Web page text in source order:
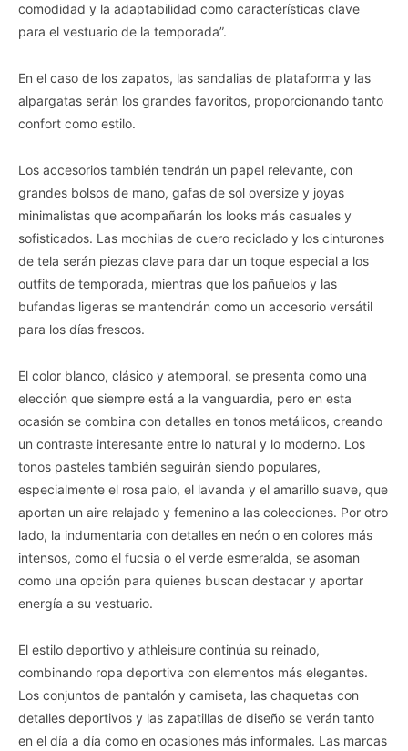
comodidad y la adaptabilidad como características clave
para el vestuario de la temporada”.
En el caso de los zapatos, las sandalias de plataforma y las
alpargatas serán los grandes favoritos, proporcionando tanto
confort como estilo.
Los accesorios también tendrán un papel relevante, con
grandes bolsos de mano, gafas de sol oversize y joyas
minimalistas que acompañarán los looks más casuales y
sofisticados. Las mochilas de cuero reciclado y los cinturones
de tela serán piezas clave para dar un toque especial a los
outfits de temporada, mientras que los pañuelos y las
bufandas ligeras se mantendrán como un accesorio versátil
para los días frescos.
El color blanco, clásico y atemporal, se presenta como una
elección que siempre está a la vanguardia, pero en esta
ocasión se combina con detalles en tonos metálicos, creando
un contraste interesante entre lo natural y lo moderno. Los
tonos pasteles también seguirán siendo populares,
especialmente el rosa palo, el lavanda y el amarillo suave, que
aportan un aire relajado y femenino a las colecciones. Por otro
lado, la indumentaria con detalles en neón o en colores más
intensos, como el fucsia o el verde esmeralda, se asoman
como una opción para quienes buscan destacar y aportar
energía a su vestuario.
El estilo deportivo y athleisure continúa su reinado,
combinando ropa deportiva con elementos más elegantes.
Los conjuntos de pantalón y camiseta, las chaquetas con
detalles deportivos y las zapatillas de diseño se verán tanto
en el día a día como en ocasiones más informales. Las marcas